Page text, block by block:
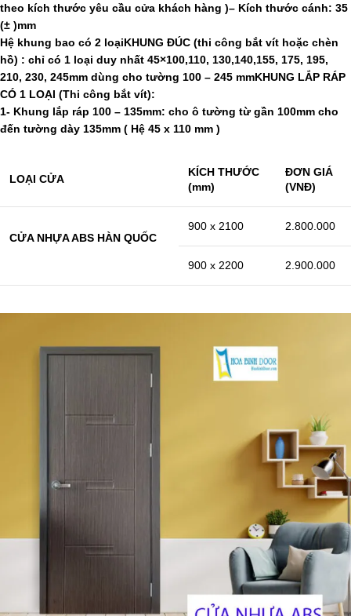
theo kích thước yêu cầu cửa khách hàng )– Kích thước cánh: 35
(± )mm
Hệ khung bao có 2 loạiKHUNG ĐÚC (thi công bắt vít hoặc chèn
hồ) : chỉ có 1 loại duy nhất 45×100,110, 130,140,155, 175, 195,
210, 230, 245mm dùng cho tường 100 – 245 mmKHUNG LẮP RÁP
CÓ 1 LOẠI (Thi công bắt vít):
1- Khung lắp ráp 100 – 135mm: cho ô tường từ gần 100mm cho
đến tường dày 135mm ( Hệ 45 x 110 mm )
LOẠI CỬA
KÍCH THƯỚC
(mm)
ĐƠN GIÁ
(VNĐ)
CỬA NHỰA ABS HÀN QUỐC
900 x 2100 2.800.000
900 x 2200 2.900.000